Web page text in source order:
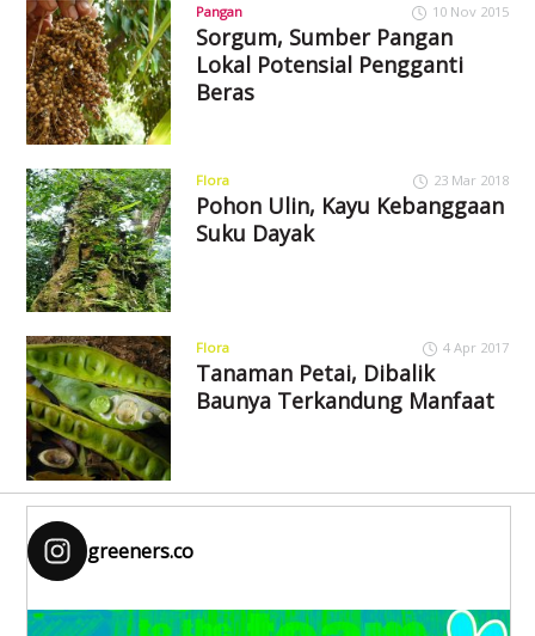
Pangan 10 Nov 2015
Sorgum, Sumber Pangan
Lokal Potensial Pengganti
Beras
Flora 23 Mar 2018
Pohon Ulin, Kayu Kebanggaan
Suku Dayak
Flora 4 Apr 2017
Tanaman Petai, Dibalik
Baunya Terkandung Manfaat
greeners.co